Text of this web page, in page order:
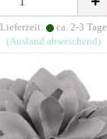
Lieferzeit:
ca. 2-3 Tage
(Ausland abweichend)